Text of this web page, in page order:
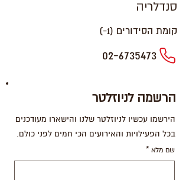
סנדלריה
קומת הסידורים (1-)
02-6735473
הרשמה לניוזלטר
הירשמו עכשיו לניוזלטר שלנו והישארו מעודכנים
בכל הפעילויות והאירועים הכי חמים לפני כולם.
שם מלא *